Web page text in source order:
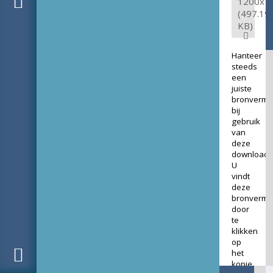
(497.19
KB)
Hanteer
steeds
een
juiste
bij
gebruik
van
deze
download.
U
vindt
deze
door
te
klikken
op
het
kopje